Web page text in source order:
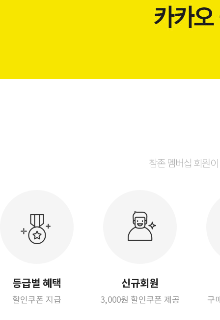
참존 멤버십 회원
등급별 혜택
할인쿠폰 지급
신규회원
3,000원 할인쿠폰 제공 구